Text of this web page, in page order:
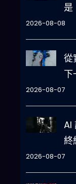
是
2026-08-08
從
下
2026-08-07
AI
終
2026-08-07